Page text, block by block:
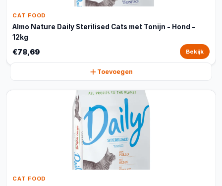
CAT FOOD
Almo Nature Daily Sterilised Cats met Tonijn - Hond -
12kg
€78,69 Bekijk
Toevoegen
CAT FOOD